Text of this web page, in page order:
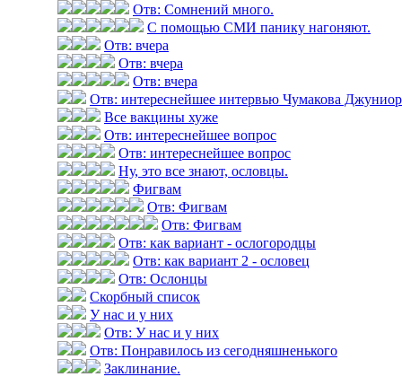
Отв: Сомнений много.
С помощью СМИ панику нагоняют.
Отв: вчера
Отв: вчера
Отв: вчера
Отв: интереснейшее интервью Чумакова
Все вакцины хуже
Отв: интереснейшее вопрос
Отв: интереснейшее вопрос
Ну, это все знают, ословцы.
Фигвам
Отв: Фигвам
Отв: Фигвам
Отв: как вариант - ослогородцы
Отв: как вариант 2 - ословец
Отв: Ослонцы
Скорбный список
У нас и у них
Отв: У нас и у них
Отв: Понравилось из сегодняшненького
Заклинание.